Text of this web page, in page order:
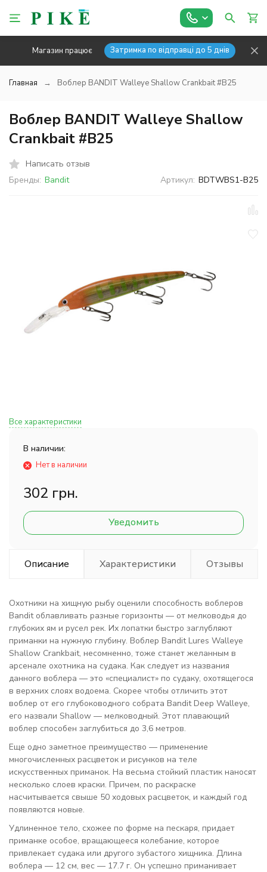
Магазин працює Затримка по відправці до 5 днів
Главная Воблер BANDIT Walleye Shallow Crankbait #B25
Воблер BANDIT Walleye Shallow
Crankbait #B25
Написать отзыв
Бренды: Bandit Артикул: BDTWBS1-B25
Все характеристики
В наличии:
Нет в наличии
302 грн.
Уведомить
Описание Характеристики Отзывы
Охотники на хищную рыбу оценили способность воблеров
Bandit облавливать разные горизонты — от мелководья до
глубоких ям и русел рек. Их лопатки быстро заглубляют
приманки на нужную глубину. Воблер Bandit Lures Walleye
Shallow Crankbait, несомненно, тоже станет желанным в
арсенале охотника на судака. Как следует из названия
данного воблера — это «специалист» по судаку, охотящегося
в верхних слоях водоема. Скорее чтобы отличить этот
воблер от его глубоководного собрата Bandit Deep Walleye,
его назвали Shallow — мелководный. Этот плавающий
воблер способен заглубиться до 3,6 метров.
Еще одно заметное преимущество — применение
многочисленных расцветок и рисунков на теле
искусственных приманок. На весьма стойкий пластик наносят
несколько слоев краски. Причем, по раскраске
насчитывается свыше 50 ходовых расцветок, и каждый год
появляются новые.
Удлиненное тело, схожее по форме на пескаря, придает
приманке особое, вращающееся колебание, которое
привлекает судака или другого зубастого хищника. Длина
воблера — 12 см, вес — 17.7 г. Он успешно приманивает